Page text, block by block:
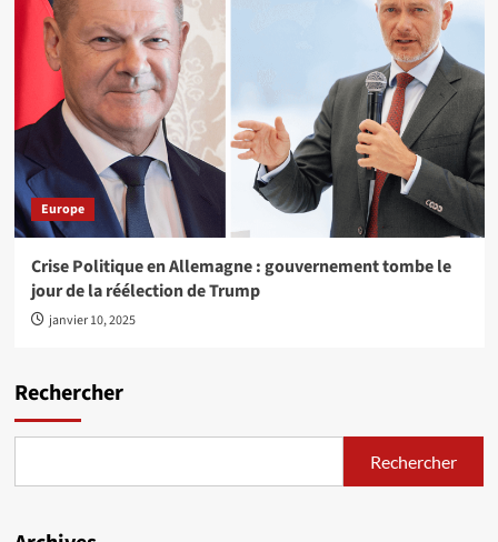
Europe
Crise Politique en Allemagne : gouvernement tombe le
jour de la réélection de Trump
janvier 10, 2025
Rechercher
Rechercher